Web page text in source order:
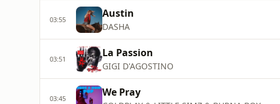
03:55 Austin
DASHA
03:51 La Passion
GIGI D'AGOSTINO
03:45 We Pray